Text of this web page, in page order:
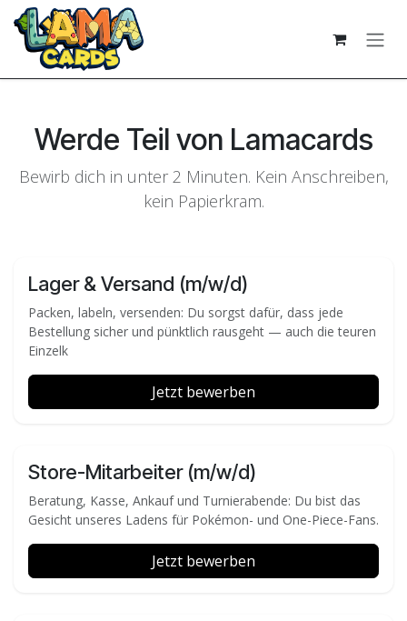
Zum Inhalt springen
Werde Teil von Lamacards
Bewirb dich in unter 2 Minuten. Kein Anschreiben,
kein Papierkram.
Lager & Versand (m/w/d)
Packen, labeln, versenden: Du sorgst dafür, dass jede
Bestellung sicher und pünktlich rausgeht — auch die teuren
Einzelk
Jetzt bewerben
Store-Mitarbeiter (m/w/d)
Beratung, Kasse, Ankauf und Turnierabende: Du bist das
Gesicht unseres Ladens für Pokémon- und One-Piece-Fans.
Jetzt bewerben